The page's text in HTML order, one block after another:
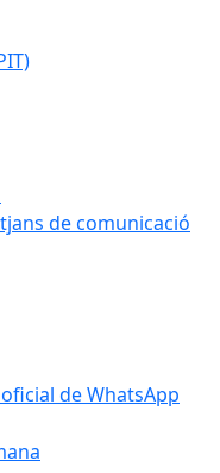
de comunicació
de WhatsApp